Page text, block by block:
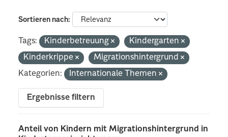
Sortieren nach
Tags: Kinderbetreuung
Kindergarten
Kinderkrippe
Migrationshintergrund
Kategorien:
Internationale Themen
Ergebnisse filtern
Anteil von Kindern mit Migrationshintergrund in